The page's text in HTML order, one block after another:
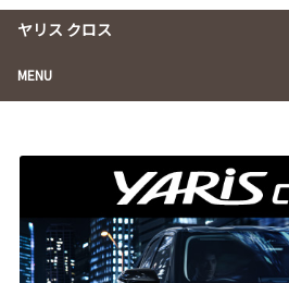
ヤリス クロス
MENU